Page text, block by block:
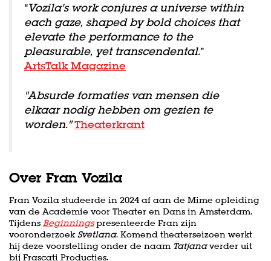
“Vozila’s work conjures a universe within
each gaze, shaped by bold choices that
elevate the performance to the
pleasurable, yet transcendental.”
ArtsTalk Magazine
"Absurde formaties van mensen die
elkaar nodig hebben om gezien te
worden." Theaterkrant
Over Fran Vozila
Fran Vozila studeerde in 2024 af aan de Mime opleiding
van de Academie voor Theater en Dans in Amsterdam.
Tijdens Beginningspresenteerde Fran zijn
vooronderzoekSvetlana. Komend theaterseizoen werkt
hij deze voorstelling onder de naam Tatjanaverder uit
bij Frascati Producties.